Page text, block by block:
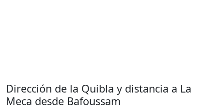
Dirección de la Quibla y distancia a La
Meca desde Bafoussam